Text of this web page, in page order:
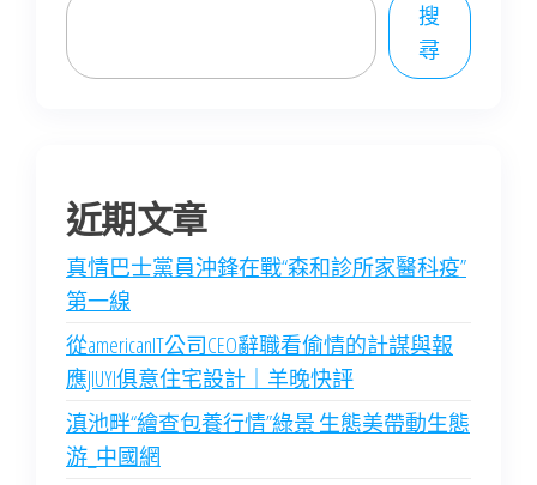
搜
尋
近期文章
真情巴士黨員沖鋒在戰“森和診所家醫科疫”
第一線
從americanIT公司CEO辭職看偷情的計謀與報
應JIUYI俱意住宅設計｜羊晚快評
滇池畔“繪查包養行情”綠景 生態美帶動生態
游_中國網